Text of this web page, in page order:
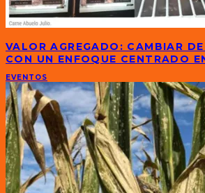
VALOR AGREGADO: CAMBIAR
CON UN ENFOQUE CENTRADO
EVENTOS